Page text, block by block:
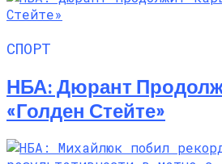
СПОРТ
НБА: Дюрант
«Голден Стейте»